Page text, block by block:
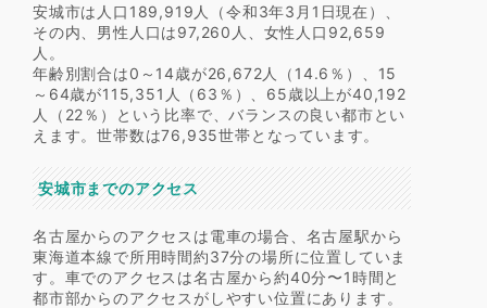
安城市は人口189,919人（令和3年3月1日現在）、
その内、男性人口は97,260人、女性人口92,659
人。
年齢別割合は0～14歳が26,672人（14.6％）、15
～64歳が115,351人（63％）、65歳以上が40,192
人（22％）という比率で、バランスの良い都市とい
えます。世帯数は76,935世帯となっています。
安城市までのアクセス
名古屋からのアクセスは電車の場合、名古屋駅から
東海道本線で所用時間約37分の場所に位置していま
す。車でのアクセスは名古屋から約40分〜1時間と
都市部からのアクセスがしやすい位置にあります。